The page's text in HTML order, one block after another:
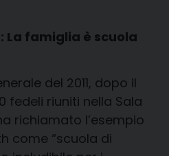
La famiglia è scuola
del 2011, dopo il
fedeli riuniti nella Sala
richiamato l’esempio
come “scuola di